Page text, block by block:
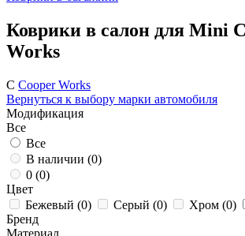
Коврики в салон для Mini
Works
C Cooper Works
Вернуться к выбору марки автомобиля
Модификация
Все
Все
В наличии (0)
0 (0)
Цвет
Бежевый (0) Серый (0) Хром (0)
Бренд
Материал